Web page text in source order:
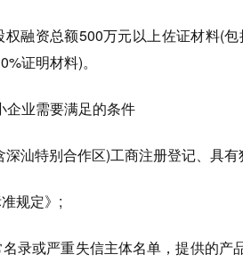
资总额500万元以上佐证材料(包
证明材料)。
业需要满足的条件
特别合作区)工商注册登记、具有
规定》;
或严重失信主体名单，提供的产